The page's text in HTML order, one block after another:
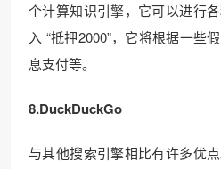
个计算知识引擎，它可以进行
入 “抵押2000”，它将根据一些
息支付等。
8.DuckDuckGo
与其他搜索引擎相比有许多优